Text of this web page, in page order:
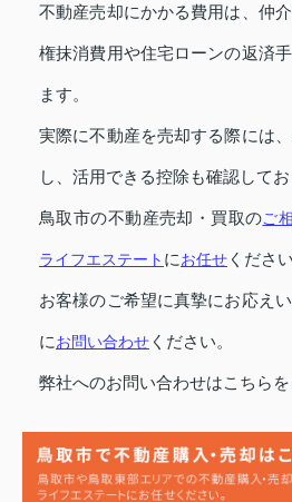
不動産売却にかかる費用は、仲
権抹消費用や住宅ローンの返済
ます。
実際に不動産を売却する際には
し、活用できる控除も確認して
鳥取市の不動産売却・買取のご
ライフエステート にお任せ ください
お客様のご希望に真摯にお応え
にお問い合わせ ください。
弊社へのお問い合わせはこちら